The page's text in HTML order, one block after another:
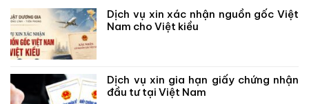
Dịch vụ xin xác nhận nguồn gốc Việt
Nam cho Việt kiều
Dịch vụ xin gia hạn giấy chứng nhận
đầu tư tại Việt Nam